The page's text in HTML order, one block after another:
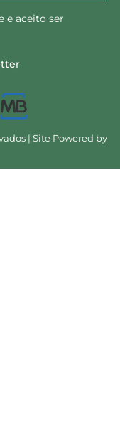
e aceito ser
| Site Powered by